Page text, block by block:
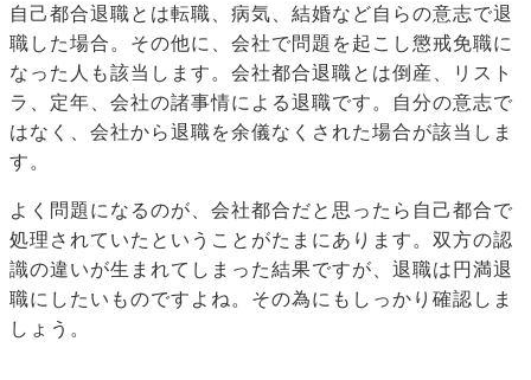
自己都合退職とは転職、病気、結婚など自らの意志で退
職した場合。その他に、会社で問題を起こし懲戒免職に
なった人も該当します。会社都合退職とは倒産、リスト
ラ、定年、会社の諸事情による退職です。自分の意志で
はなく、会社から退職を余儀なくされた場合が該当しま
す。
よく問題になるのが、会社都合だと思ったら自己都合で
処理されていたということがたまにあります。双方の認
識の違いが生まれてしまった結果ですが、退職は円満退
職にしたいものですよね。その為にもしっかり確認しま
しょう。